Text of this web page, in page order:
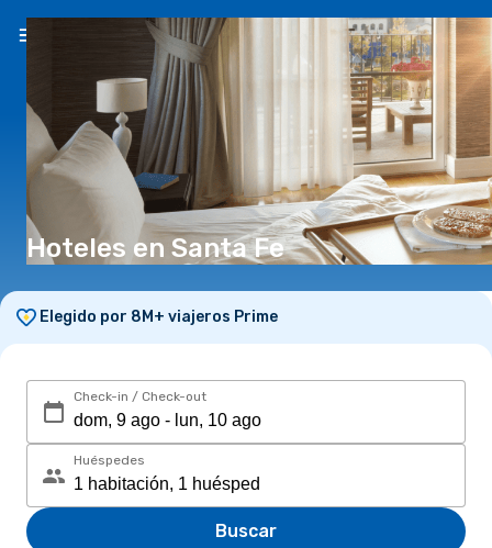
ES(S/)
Hoteles en Santa Fe
Elegido por 8M+ viajeros Prime
Check-in / Check-out
Huéspedes
Buscar